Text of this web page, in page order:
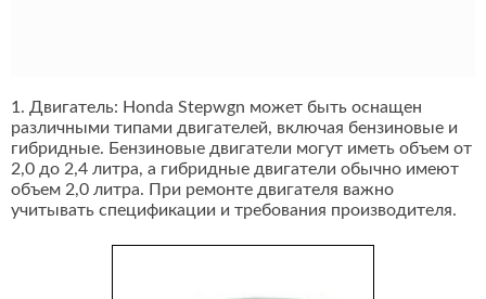
1. Двигатель: Honda Stepwgn может быть оснащен
различными типами двигателей, включая бензиновые и
гибридные. Бензиновые двигатели могут иметь объем от
2,0 до 2,4 литра, а гибридные двигатели обычно имеют
объем 2,0 литра. При ремонте двигателя важно
учитывать спецификации и требования производителя.